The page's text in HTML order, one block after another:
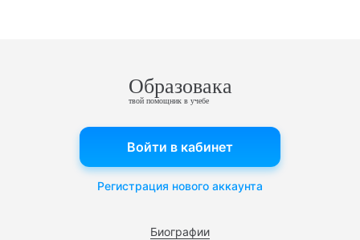
Образовака
твой помощник в учебе
Биографии
Войти в кабинет
Регистрация нового аккаунта